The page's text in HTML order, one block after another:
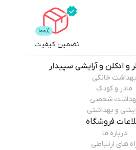
تضمین کیفیت
و ادکلن و آرایشی سپیدار
بهداشت خانگی
مادر و کودک
شخصی
و بهداشتی
فروشگاه
درباره ما
های ارتباطی